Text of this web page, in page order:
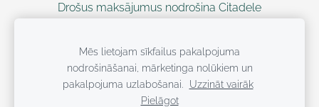
Drošus maksājumus nodrošina Citadele
Mēs lietojam sīkfailus pakalpojuma
nodrošināšanai, mārketinga nolūkiem un
pakalpojuma uzlabošanai.
Uzzināt vairāk
Pielāgot